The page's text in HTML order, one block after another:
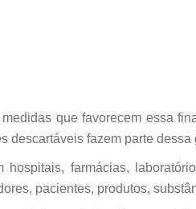
que favorecem essa
descartáveis fazem parte
farmácias,
pacientes, produtos,